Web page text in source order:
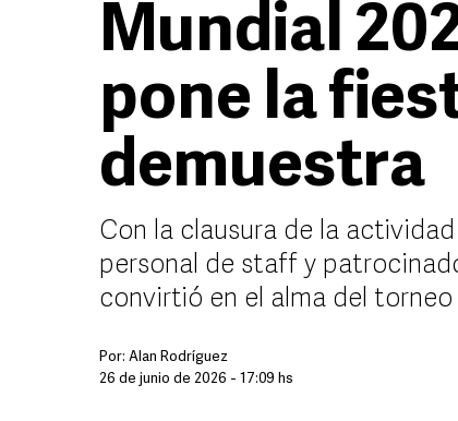
Mundial
pone la
demuestra
Con la clausura de la
personal de staff y
convirtió en el alma del torneo
Por: Alan Rodríguez
26 de junio de 2026 - 17:09 hs